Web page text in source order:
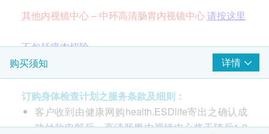
其他内视镜中心 – 中环高清肠胃内视镜中心请按这里
不包括瘜肉切除
高清肠胃内视镜中心以崭新科技为您提供一站式内视
镜服务。本中心选用的内视镜检查均是微创日间手术
检查程序，病人检查后可于休息室放松稍息，于数个
小时内回家。
购买须知 详情
订购身体检查计划之服务条款及细则：
客户收到由健康网购health.ESDlife寄出之确认成
功付款电邮后，高清肠胃内视镜中心将于随后1-2